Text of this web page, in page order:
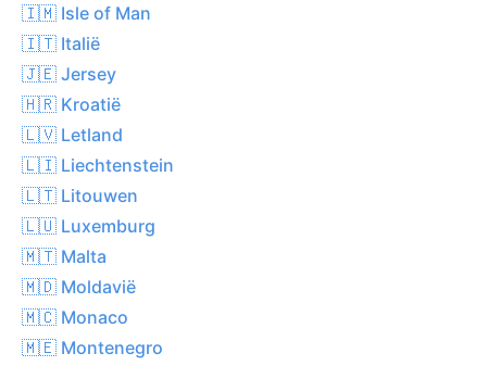
🇮🇲 Isle of Man
🇮🇹 Italië
🇯🇪 Jersey
🇭🇷 Kroatië
🇱🇻 Letland
🇱🇮 Liechtenstein
🇱🇹 Litouwen
🇱🇺 Luxemburg
🇲🇹 Malta
🇲🇩 Moldavië
🇲🇨 Monaco
🇲🇪 Montenegro